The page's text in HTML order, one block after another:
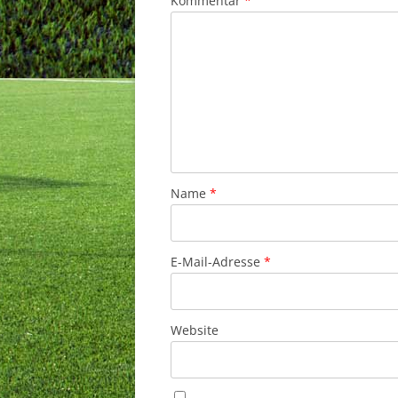
Name *
E-Mail-Adresse *
Website